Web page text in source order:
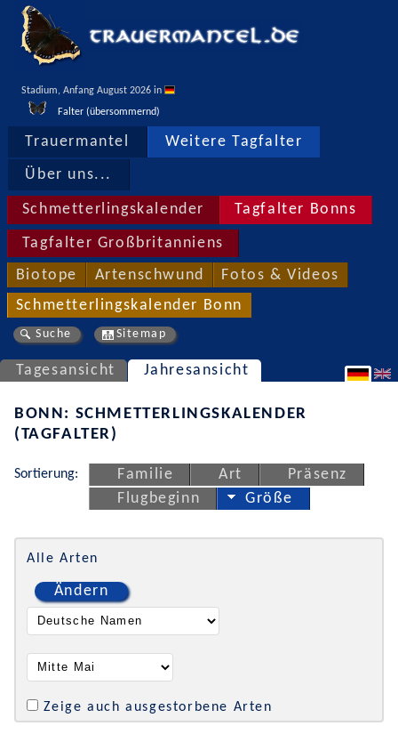
Stadium, Anfang August 2026 in
Falter (übersommernd)
Trauermantel Weitere Tagfalter
Über uns...
Schmetterlingskalender Tagfalter Bonns
Tagfalter Großbritanniens
Biotope Artenschwund Fotos & Videos
Schmetterlingskalender Bonn
Suche Sitemap
Tagesansicht Jahresansicht
BONN: SCHMETTERLINGSKALENDER
(TAGFALTER)
Sortierung: Familie Art
Präsenz
Flugbeginn
Größe
Alle Arten
Ändern
Zeige auch ausgestorbene Arten